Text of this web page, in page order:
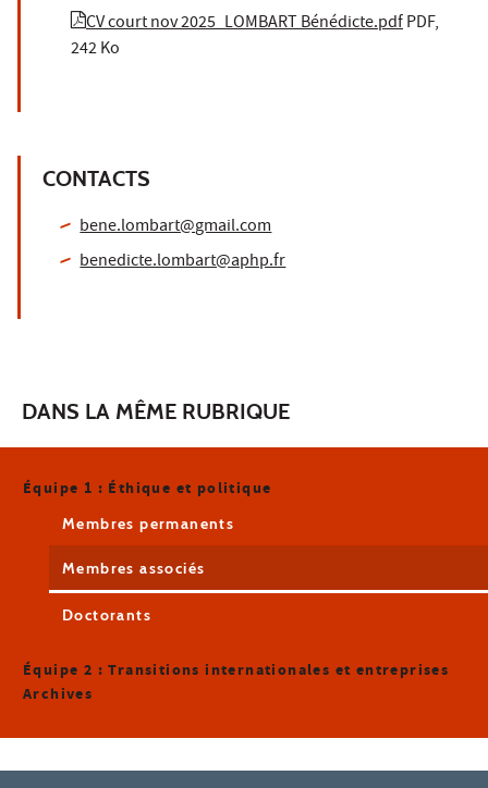
CV court nov 2025_LOMBART Bénédicte.pdfPDF,
242 Ko
CONTACTS
bene.lombart@gmail.com
benedicte.lombart@aphp.fr
DANS LA MÊME RUBRIQUE
Équipe 1 : Éthique et politique
Membres permanents
Membres associés
Doctorants
Équipe 2 : Transitions internationales et entreprises
Archives